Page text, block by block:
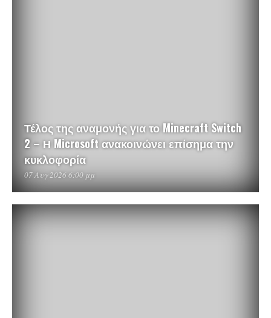
Τέλος της αναμονής για το Minecraft Switch
2 – Η Microsoft ανακοινώνει επίσημα την
κυκλοφορία
07 Αυγ 2026 6:00 μμ